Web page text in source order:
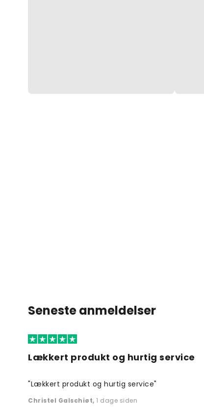
Seneste anmeldelser
Lækkert produkt og hurtig service
"Lækkert produkt og hurtig service"
Christel Galschiøt, 1 dage siden